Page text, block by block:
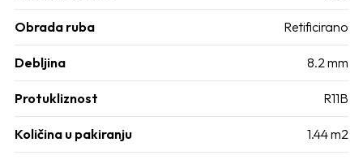
Obrada ruba Retificirano
Debljina 8.2 mm
Protukliznost R11B
Količina u pakiranju 1.44 m2